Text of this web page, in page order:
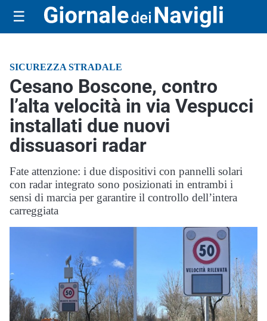
☰
SICUREZZA STRADALE
Cesano Boscone, contro
l’alta velocità in via Vespucci
installati due nuovi
dissuasori radar
Fate attenzione: i due dispositivi con pannelli solari
con radar integrato sono posizionati in entrambi i
sensi di marcia per garantire il controllo dell’intera
carreggiata